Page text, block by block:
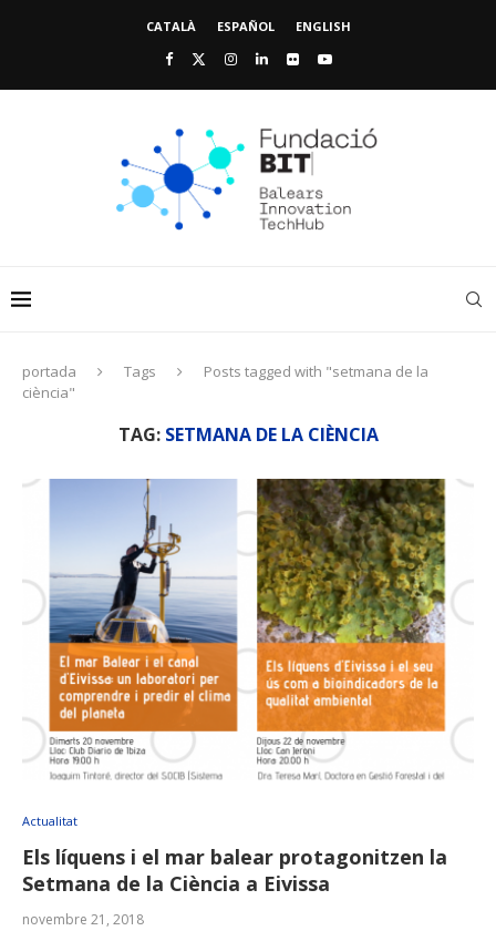
CATALÀ ESPAÑOL ENGLISH
portada Tags
Posts tagged with "setmana de la
ciència"
TAG: SETMANA DE LA CIÈNCIA
Actualitat
Els líquens i el mar balear protagonitzen la
Setmana de la Ciència a Eivissa
novembre 21, 2018